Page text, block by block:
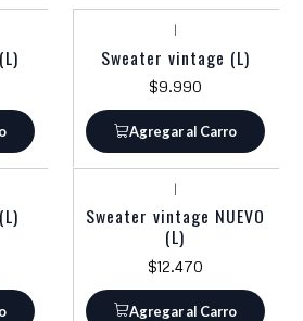
|
Sweater vintage (L)
$9.990
Agregar al Carro
|
Sweater vintage NUEVO
(L)
$12.470
Agregar al Carro